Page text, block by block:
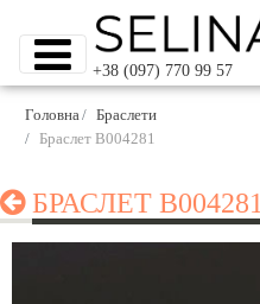
+38 (097) 770 99 57
Головна
Браслети
Браслет B004281
БРАСЛЕТ B004281